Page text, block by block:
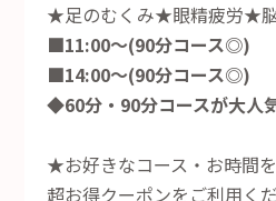
★足のむくみ★眼精疲労★
■11:00～(90分コース◎)
■14:00～(90分コース◎)
◆60分・90分コースが大人
★お好きなコース・お時間を
超お得クーポンをご利用く